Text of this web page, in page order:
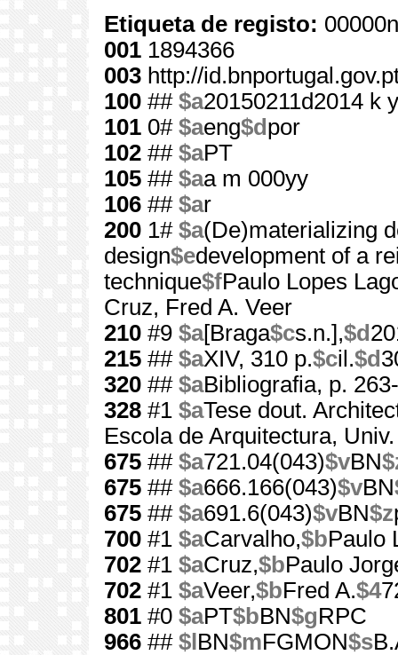
Etiqueta de registo:
001 1894366
003 http://
100 ## $a20150211d2014 k
101 0# $aeng$d por
102 ## $aPT
105 ## $aa m 000yy
106 ## $ar
200 1# $a(De)materializing
design$edevelopment of a
technique$fPaulo Lopes
Cruz, Fred A. Veer
210 #9 $a[Braga$cs.n.],$d
215 ## $aXIV, 310 p.$cil.$d
320 ## $aBibliografia, p.
328 #1 $aTese dout.
Escola de Arquitectura,
675 ## $a721.04(043)$vBN
675 ## $a666.166(043)$vBN
675 ## $a691.6(043)$vBN$z
700 #1 $aCarvalho,$bPaulo
702 #1 $aCruz,$bPaulo
702 #1 $aVeer,$bFred A.$4
801 #0 $aPT$bBN$gRPC
966 ## $l BN$mFGMON$s